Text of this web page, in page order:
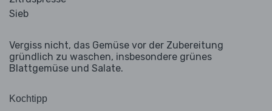
Sieb
Vergiss nicht, das Gemüse vor der Zubereitung
gründlich zu waschen, insbesondere grünes
Blattgemüse und Salate.
Kochtipp